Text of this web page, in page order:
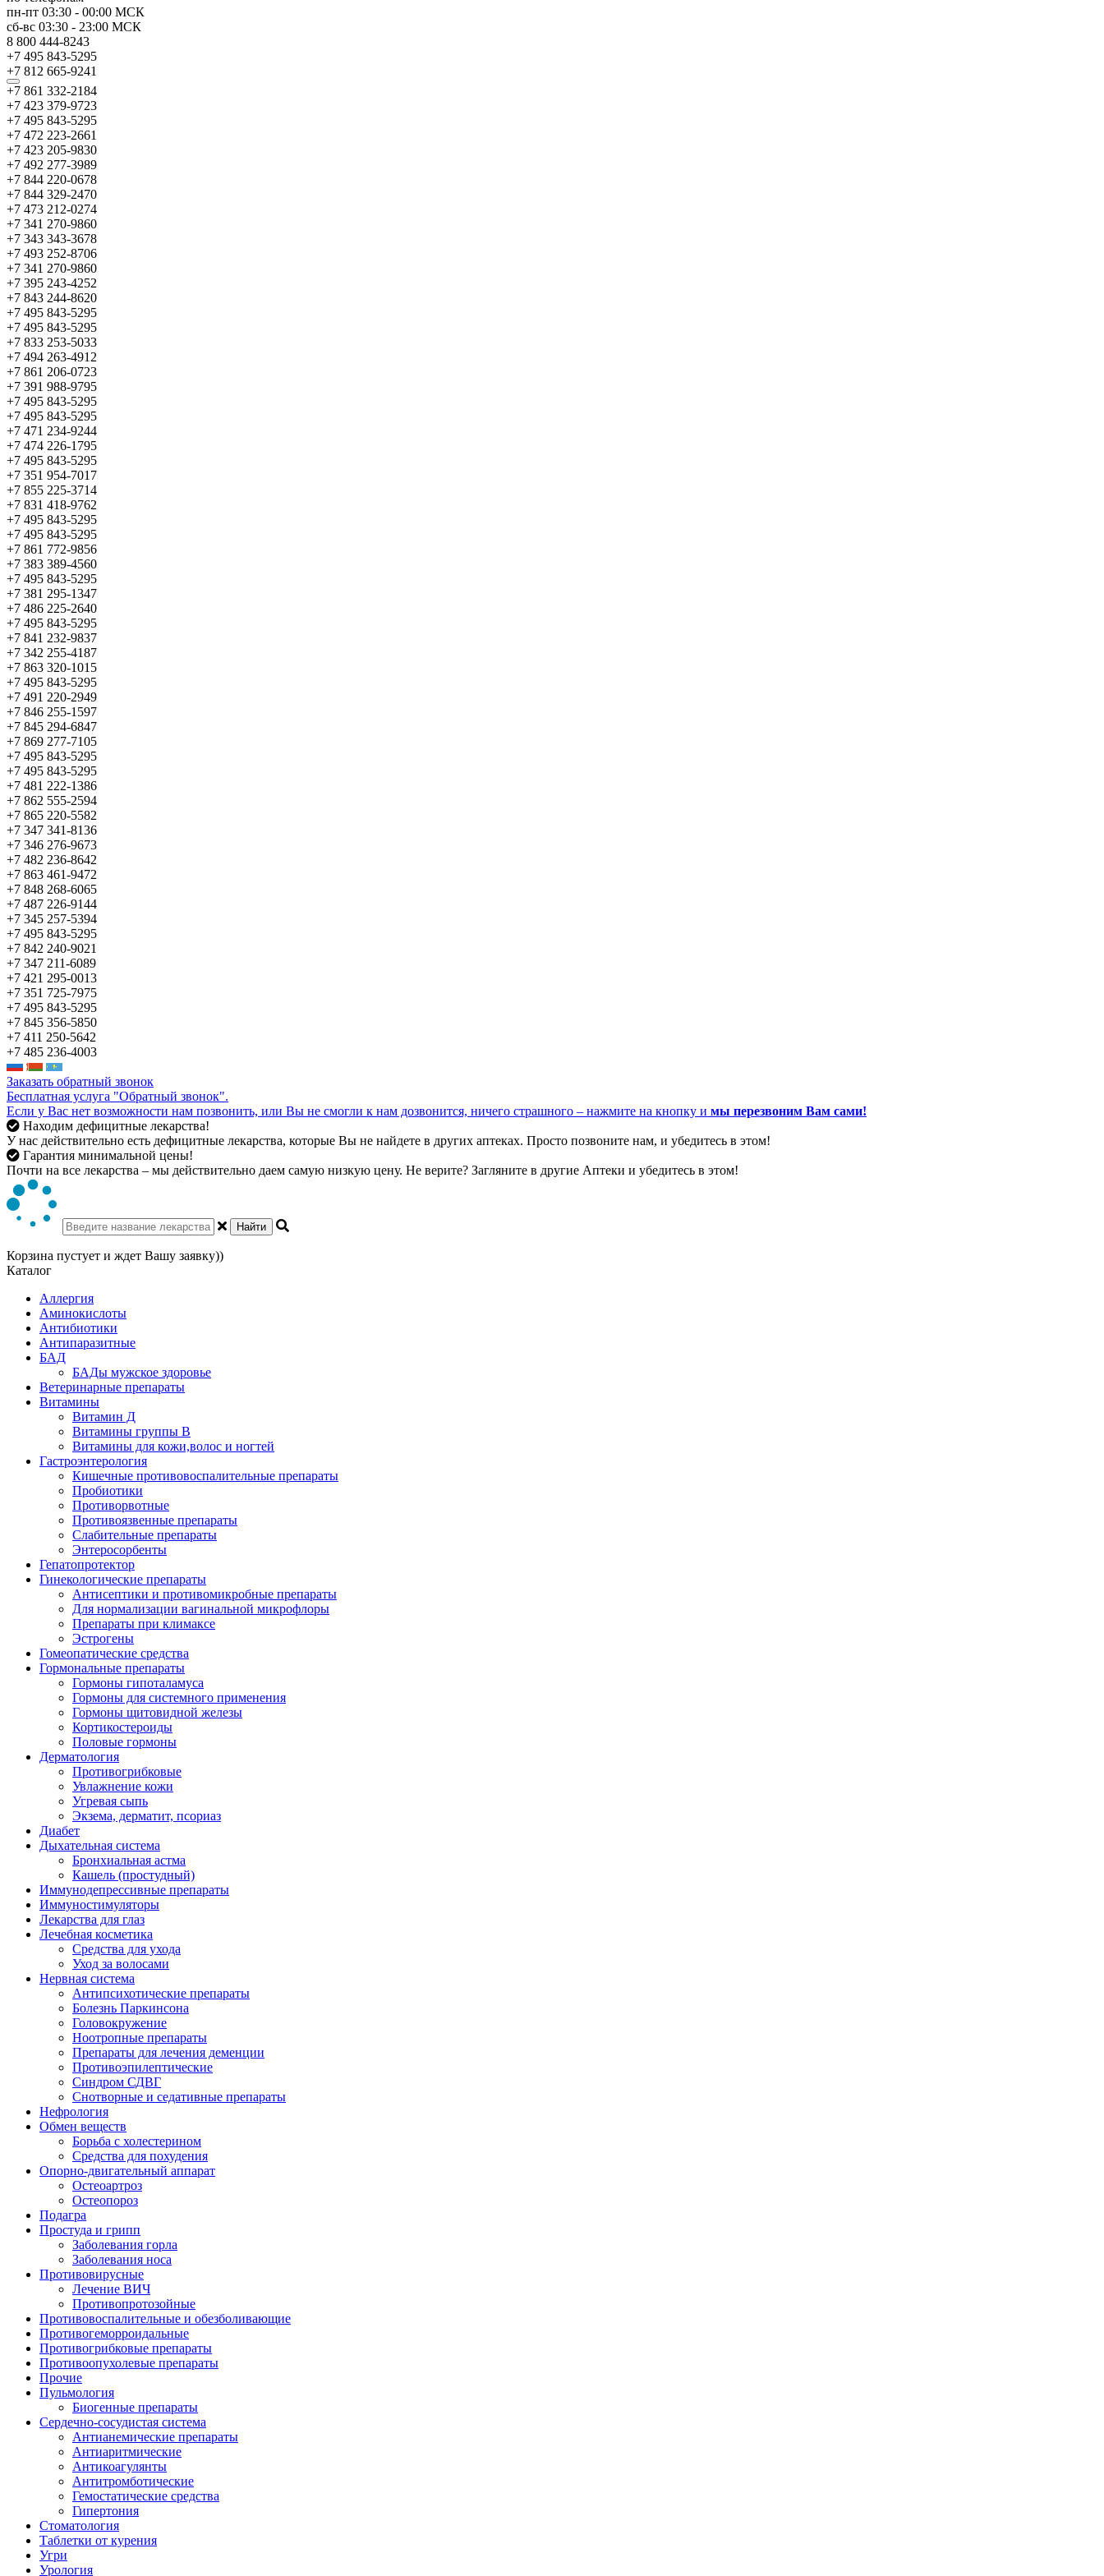
пн-пт 03:30 - 00:00 МСК
сб-вс 03:30 - 23:00 МСК
8 800 444-8243
+7 495 843-5295
+7 812 665-9241
+7 861 332-2184
+7 423 379-9723
+7 495 843-5295
+7 472 223-2661
+7 423 205-9830
+7 492 277-3989
+7 844 220-0678
+7 844 329-2470
+7 473 212-0274
+7 341 270-9860
+7 343 343-3678
+7 493 252-8706
+7 341 270-9860
+7 395 243-4252
+7 843 244-8620
+7 495 843-5295
+7 495 843-5295
+7 833 253-5033
+7 494 263-4912
+7 861 206-0723
+7 391 988-9795
+7 495 843-5295
+7 495 843-5295
+7 471 234-9244
+7 474 226-1795
+7 495 843-5295
+7 351 954-7017
+7 855 225-3714
+7 831 418-9762
+7 495 843-5295
+7 495 843-5295
+7 861 772-9856
+7 383 389-4560
+7 495 843-5295
+7 381 295-1347
+7 486 225-2640
+7 495 843-5295
+7 841 232-9837
+7 342 255-4187
+7 863 320-1015
+7 495 843-5295
+7 491 220-2949
+7 846 255-1597
+7 845 294-6847
+7 869 277-7105
+7 495 843-5295
+7 495 843-5295
+7 481 222-1386
+7 862 555-2594
+7 865 220-5582
+7 347 341-8136
+7 346 276-9673
+7 482 236-8642
+7 863 461-9472
+7 848 268-6065
+7 487 226-9144
+7 345 257-5394
+7 495 843-5295
+7 842 240-9021
+7 347 211-6089
+7 421 295-0013
+7 351 725-7975
+7 495 843-5295
+7 845 356-5850
+7 411 250-5642
+7 485 236-4003
Заказать обратный звонок
Бесплатная услуга "Обратный звонок".
Если у Вас нет возможности нам позвонить, или Вы не смогли к нам дозвонится, ничего страшного – нажмите на кнопку и мы перезвоним Вам сами!
Находим дефицитные лекарства!
У нас действительно есть дефицитные лекарства, которые Вы не найдете в других аптеках. Просто позвоните нам, и убедитесь в этом!
Гарантия минимальной цены!
Почти на все лекарства – мы действительно даем самую низкую цену. Не верите? Загляните в другие Аптеки и убедитесь в этом!
Найти
Корзина пустует и ждет Вашу заявку))
Каталог
Аллергия
Аминокислоты
Антибиотики
Антипаразитные
БАД
БАДы мужское здоровье
Ветеринарные препараты
Витамины
Витамин Д
Витамины группы В
Витамины для кожи,волос и ногтей
Гастроэнтерология
Кишечные противовоспалительные препараты
Пробиотики
Противорвотные
Противоязвенные препараты
Слабительные препараты
Энтеросорбенты
Гепатопротектор
Гинекологические препараты
Антисептики и противомикробные препараты
Для нормализации вагинальной микрофлоры
Препараты при климаксе
Эстрогены
Гомеопатические средства
Гормональные препараты
Гормоны гипоталамуса
Гормоны для системного применения
Гормоны щитовидной железы
Кортикостероиды
Половые гормоны
Дерматология
Противогрибковые
Увлажнение кожи
Угревая сыпь
Экзема, дерматит, псориаз
Диабет
Дыхательная система
Бронхиальная астма
Кашель (простудный)
Иммунодепрессивные препараты
Иммуностимуляторы
Лекарства для глаз
Лечебная косметика
Средства для ухода
Уход за волосами
Нервная система
Антипсихотические препараты
Болезнь Паркинсона
Головокружение
Ноотропные препараты
Препараты для лечения деменции
Противоэпилептические
Синдром СДВГ
Снотворные и седативные препараты
Нефрология
Обмен веществ
Борьба с холестерином
Средства для похудения
Опорно-двигательный аппарат
Остеоартроз
Остеопороз
Подагра
Простуда и грипп
Заболевания горла
Заболевания носа
Противовирусные
Лечение ВИЧ
Противопротозойные
Противовоспалительные и обезболивающие
Противогеморроидальные
Противогрибковые препараты
Противоопухолевые препараты
Прочие
Пульмология
Биогенные препараты
Сердечно-сосудистая система
Антианемические препараты
Антиаритмические
Антикоагулянты
Антитромботические
Гемостатические средства
Гипертония
Стоматология
Таблетки от курения
Угри
Урология